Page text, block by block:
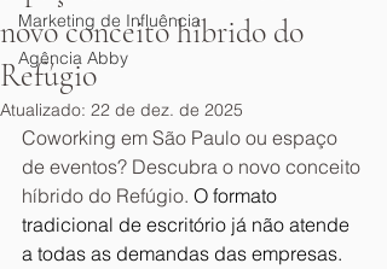
Marketing de Influência
Agência Abby
novo conceito híbrido do
Refúgio
Atualizado: 22 de dez. de 2025
Coworking em São Paulo ou espaço
de eventos? Descubra o novo conceito
híbrido do Refúgio. O formato
tradicional de escritório já não atende
a todas as demandas das empresas.